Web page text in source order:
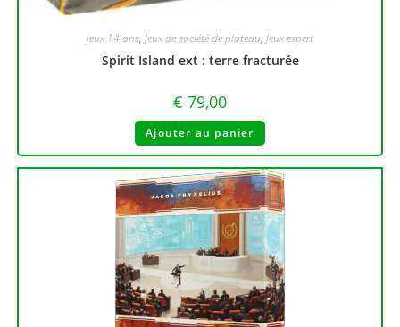
jeux 14 ans, Jeux de société de plateau, Jeux expert
Spirit Island ext : terre fracturée
€ 79,00
Ajouter au panier